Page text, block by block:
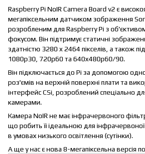
Raspberry Pi NoIR Camera Board v2 є
мегапіксельним датчиком зображення
розробленим для Raspberry Pi з
фокусом. Він підтримує статичні
здатністю 3280 x 2464 пікселів, а також
1080p30, 720p60 та 640x480p60/90.
Він підключається до Pi за допомогою
роз'ємів на верхній поверхні плати та
інтерфейс CSi, розроблений спеціально
камерами.
Камера NoIR не має інфрачервоного
що робить її ідеальною для
в умовах низького освітлення (сутінки).
А ще у нас є нова 8-мегапіксельна версія